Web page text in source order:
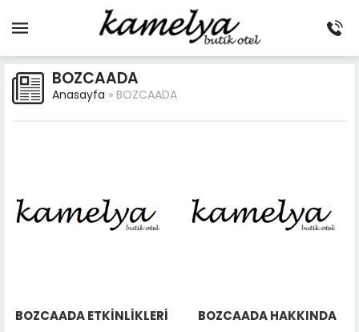
BOZCAADA
Anasayfa » BOZCAADA
BOZCAADA ETKİNLİKLERİ BOZCAADA HAKKINDA